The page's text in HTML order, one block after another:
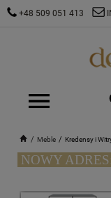
+48 509 051 413
Meble Kredensy i
NOWY